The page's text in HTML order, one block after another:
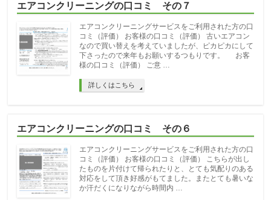
エアコンクリーニングの口コミ その７
エアコンクリーニングサービスをご利用された方の口
コミ（評価） お客様の口コミ（評価） 古いエアコン
なので買い替えを考えていましたが、ピカピカにして
下さったので来年もお願いするつもりです。 お客
様の口コミ（評価） ご意 …
詳しくはこちら
エアコンクリーニングの口コミ その６
エアコンクリーニングサービスをご利用された方の口
コミ（評価） お客様の口コミ（評価） こちらが出し
たものを片付けて帰られたりと、とても気配りのある
対応をして頂き好感がもてました。またとても暑いな
か汗だくになりながら時間内 …